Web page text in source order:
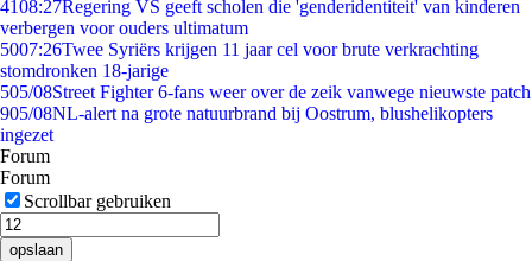
4108:27Regering VS geeft scholen die 'genderidentiteit' van kinderen
verbergen voor ouders ultimatum
5007:26Twee Syriërs krijgen 11 jaar cel voor brute verkrachting
stomdronken 18-jarige
505/08Street Fighter 6-fans weer over de zeik vanwege nieuwste patch
905/08NL-alert na grote natuurbrand bij Oostrum, blushelikopters
ingezet
Forum
Forum
Scrollbar gebruiken
opslaan